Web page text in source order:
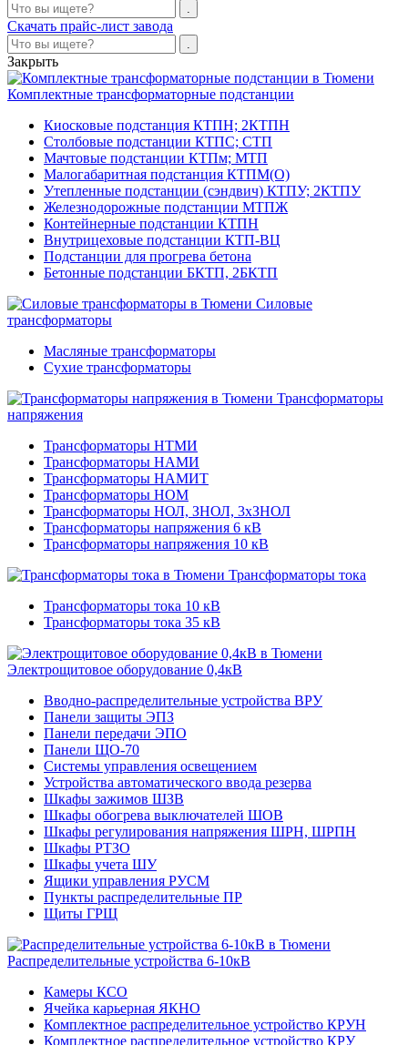
Скачать прайс-лист завода
Закрыть
Комплектные трансформаторные подстанции
Киосковые подстанция КТПН; 2КТПН
Столбовые подстанции КТПС; СТП
Мачтовые подстанции КТПм; МТП
Малогабаритная подстанция КТПМ(О)
Утепленные подстанции (сэндвич) КТПУ; 2КТПУ
Железнодорожные подстанции МТПЖ
Контейнерные подстанции КТПН
Внутрицеховые подстанции КТП-ВЦ
Подстанции для прогрева бетона
Бетонные подстанции БКТП, 2БКТП
Силовые
трансформаторы
Масляные трансформаторы
Сухие трансформаторы
Трансформаторы
напряжения
Трансформаторы НТМИ
Трансформаторы НАМИ
Трансформаторы НАМИТ
Трансформаторы НОМ
Трансформаторы НОЛ, ЗНОЛ, 3хЗНОЛ
Трансформаторы напряжения 6 кВ
Трансформаторы напряжения 10 кВ
Трансформаторы тока
Трансформаторы тока 10 кВ
Трансформаторы тока 35 кВ
Электрощитовое оборудование 0,4кВ
Вводно-распределительные устройства ВРУ
Панели защиты ЭПЗ
Панели передачи ЭПО
Панели ЩО-70
Системы управления освещением
Устройства автоматического ввода резерва
Шкафы зажимов ШЗВ
Шкафы обогрева выключателей ШОВ
Шкафы регулирования напряжения ШРН, ШРПН
Шкафы РТЗО
Шкафы учета ШУ
Ящики управления РУСМ
Пункты распределительные ПР
Щиты ГРЩ
Распределительные устройства 6-10кВ
Камеры КСО
Ячейка карьерная ЯКНО
Комплектное распределительное устройство КРУН
Комплектное распределительное устройство КРУ